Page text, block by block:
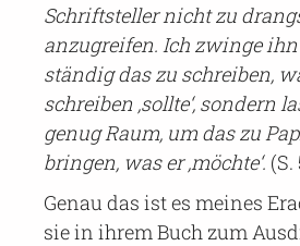
Schriftsteller nicht zu
anzugreifen. Ich zwinge
ständig das zu schreiben,
schreiben ‚sollte‘, sondern
genug Raum, um das zu
bringen, was er ‚möchte‘. (S.
Genau das ist es meines
sie in ihrem Buch zum